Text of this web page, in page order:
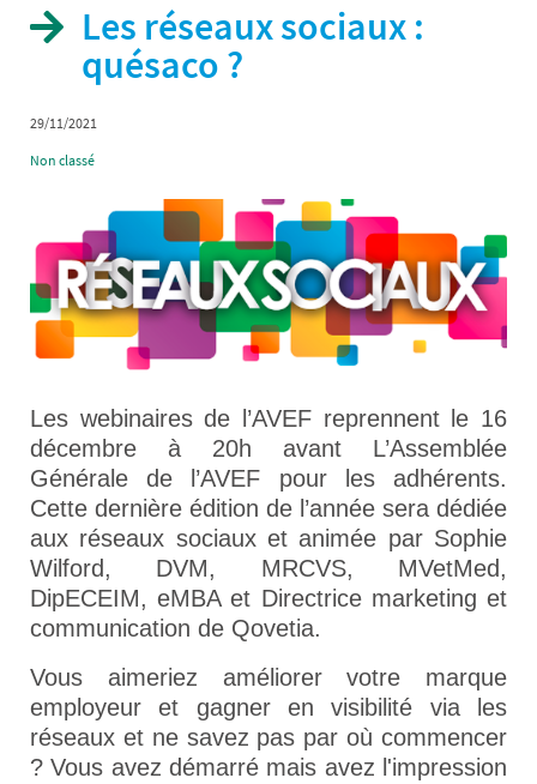
Les réseaux sociaux :
quésaco ?
29/11/2021
Non classé
Les webinaires de l’AVEF reprennent le 16
décembre à 20h avant L’Assemblée
Générale de l’AVEF pour les adhérents.
Cette dernière édition de l’année sera dédiée
aux réseaux sociaux et animée par Sophie
Wilford, DVM, MRCVS, MVetMed,
DipECEIM, eMBA et Directrice marketing et
communication de Qovetia.
Vous aimeriez améliorer votre marque
employeur et gagner en visibilité via les
réseaux et ne savez pas par où commencer
? Vous avez démarré mais avez l'impression